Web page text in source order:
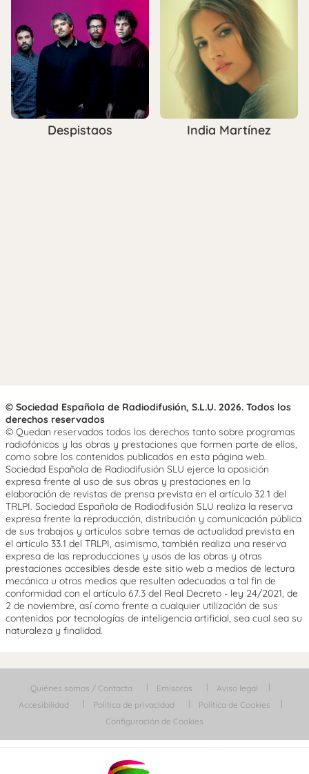
Despistaos India Martínez
© Sociedad Española de Radiodifusión, S.L.U. 2026. Todos los
derechos reservados
© Quedan reservados todos los derechos tanto sobre programas
radiofónicos y las obras y prestaciones que formen parte de ellos,
como sobre los contenidos publicados en esta página web.
Sociedad Española de Radiodifusión SLU ejerce la oposición
expresa frente al uso de sus obras y prestaciones en la
elaboración de revistas de prensa prevista en el artículo 32.1 del
TRLPI. Sociedad Española de Radiodifusión SLU realiza la reserva
expresa frente la reproducción, distribución y comunicación pública
de sus trabajos y artículos sobre temas de actualidad prevista en
el artículo 33.1 del TRLPI, asimismo, también realiza una reserva
expresa de las reproducciones y usos de las obras y otras
prestaciones accesibles desde este sitio web a medios de lectura
mecánica u otros medios que resulten adecuados a tal fin de
conformidad con el artículo 67.3 del Real Decreto - ley 24/2021, de
2 de noviembre, así como frente a cualquier utilización de sus
contenidos por tecnologías de inteligencia artificial, sea cual sea su
naturaleza y finalidad.
Quiénes somos / Contacta Emisoras
Aviso legal
Accesibilidad
Política de privacidad
Política de Cookies
Configuración de Cookies